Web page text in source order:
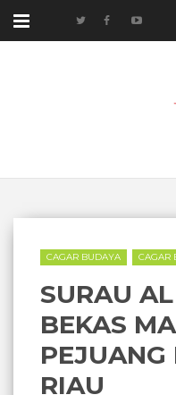
CAGAR BUDAYA CAGAR
SURAU
BEKAS
RIAU